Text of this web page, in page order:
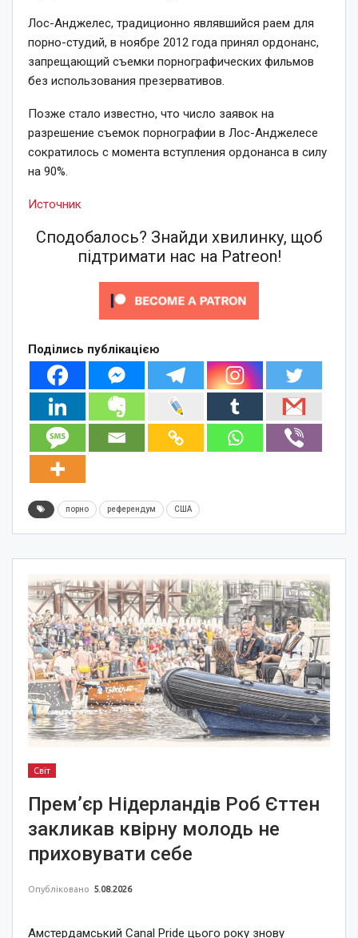
Лос-Анджелес, традиционно являвшийся раем для
порно-студий, в ноябре 2012 года принял ордонанс,
запрещающий съемки порнографических фильмов
без использования презервативов.
Позже стало известно, что число заявок на
разрешение съемок порнографии в Лос-Анджелесе
сократилось с момента вступления ордонанса в силу
на 90%.
Источник
Сподобалось? Знайди хвилинку, щоб
підтримати нас на Patreon!
Поділись публікацією
порно референдум США
Світ
Прем’єр Нідерландів Роб Єттен
закликав квірну молодь не
приховувати себе
Опубліковано 5.08.2026
Амстердамський Canal Pride цього року знову